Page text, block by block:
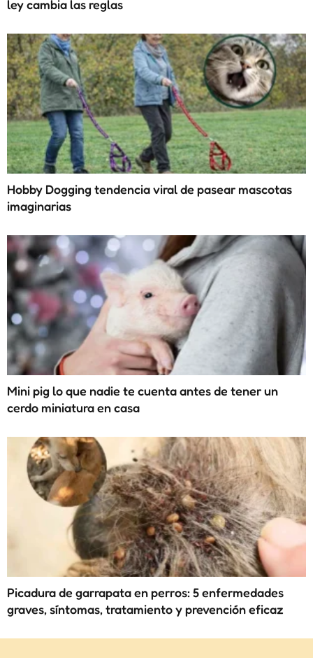
ley cambia las reglas
Hobby Dogging tendencia viral de pasear mascotas
imaginarias
Mini pig lo que nadie te cuenta antes de tener un
cerdo miniatura en casa
Picadura de garrapata en perros: 5 enfermedades
graves, síntomas, tratamiento y prevención eficaz